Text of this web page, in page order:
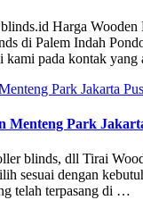
Harga
di Palem Indah
kami pada kontak
Menteng Park
blinds, dll Tirai
sesuai dengan
telah terpasang di …